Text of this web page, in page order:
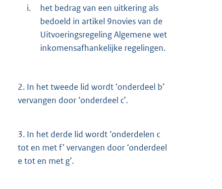
i.
het bedrag van een uitkering als
bedoeld in artikel 9novies van de
Uitvoeringsregeling Algemene wet
inkomensafhankelijke regelingen.
2. In het tweede lid wordt ‘onderdeel b’
vervangen door ‘onderdeel c’.
3. In het derde lid wordt ‘onderdelen c
tot en met f’ vervangen door ‘onderdeel
e tot en met g’.